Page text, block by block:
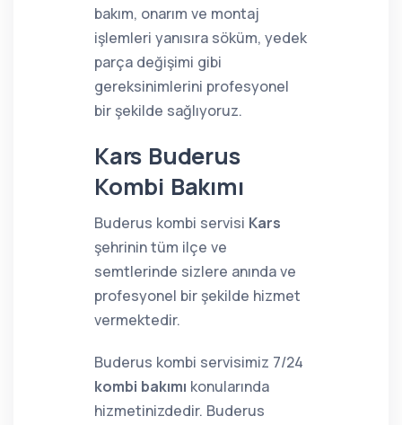
bakım, onarım ve montaj
işlemleri yanısıra söküm, yedek
parça değişimi gibi
gereksinimlerini profesyonel
bir şekilde sağlıyoruz.
Kars Buderus
Kombi Bakımı
Buderus kombi servisi Kars
şehrinin tüm ilçe ve
semtlerinde sizlere anında ve
profesyonel bir şekilde hizmet
vermektedir.
Buderus kombi servisimiz 7/24
kombi bakımı konularında
hizmetinizdedir. Buderus